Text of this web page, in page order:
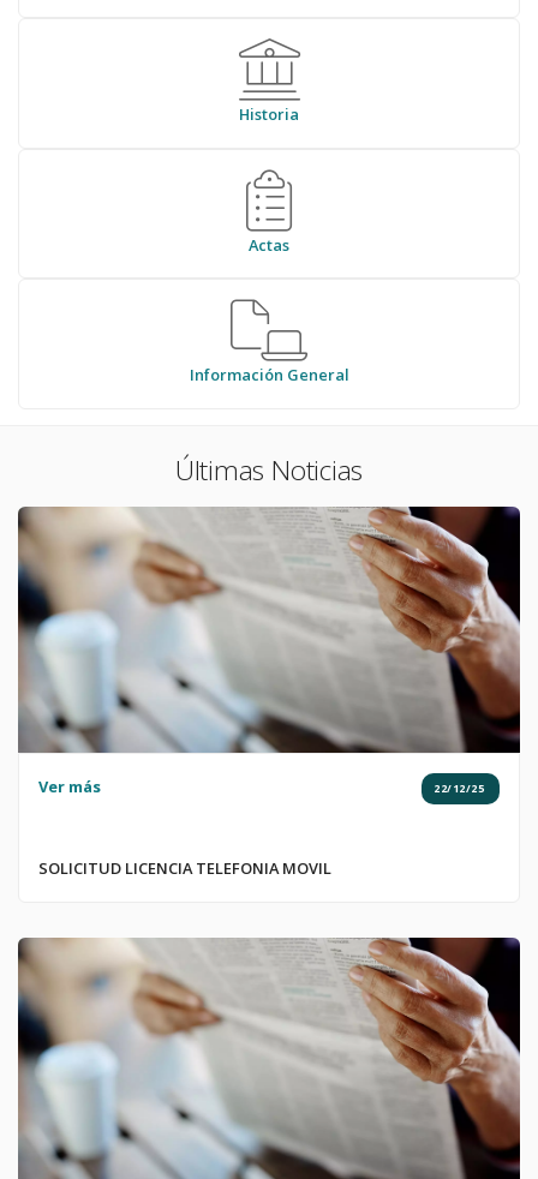
Historia
Actas
Información General
Últimas Noticias
Ver más 22/12/25
SOLICITUD LICENCIA TELEFONIA MOVIL